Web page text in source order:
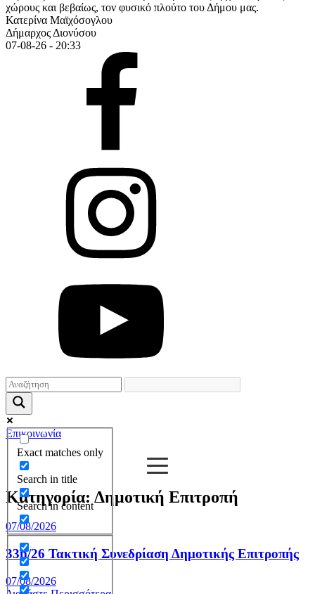
χώρους και βεβαίως, τον φυσικό πλούτο του Δήμου μας.
Κατερίνα Μαϊχόσογλου
Δήμαρχος Διονύσου
07-08-26 - 20:33
Exact matches only
Search in title
Search in content
Επικοινωνία
Κατηγορία: Δημοτική Επιτροπή
07/08/2026
33η/26 Τακτική Συνεδρίαση Δημοτικής Επιτροπής
07/08/2026